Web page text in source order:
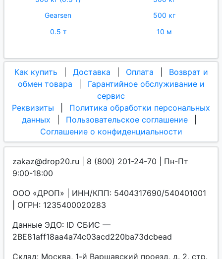
Gearsen
500 кг
0.5 т
10 м
Как купить Доставка Оплата
Возврат и
обмен товара
Гарантийное обслуживание и
сервис
Реквизиты
Политика обработки персональных
данных
Пользовательское соглашение
Соглашение о конфиденциальности
zakaz@drop20.ru | 8 (800) 201-24-70 | Пн-Пт
9:00-18:00
ООО «ДРОП» | ИНН/КПП: 5404317690/540401001
| ОГРН: 1235400020283
Данные ЭДО: ID СБИС —
2BE81aff18aa4a74c03acd220ba73dcbead
Склад: Москва, 1-й Варшавский проезд, д. 2, стр.